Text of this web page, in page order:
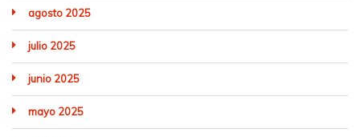
agosto 2025
julio 2025
junio 2025
mayo 2025